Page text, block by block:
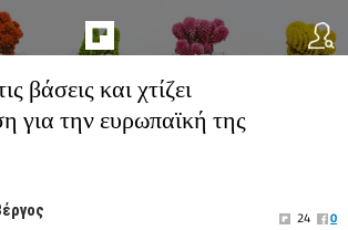
βάσεις και χτίζει
για την ευρωπαϊκή της
24
0